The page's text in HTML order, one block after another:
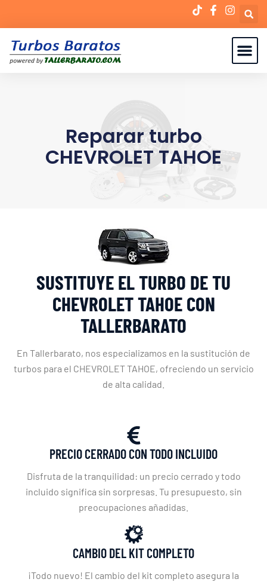
Reparar turbo
CHEVROLET TAHOE
SUSTITUYE EL TURBO DE TU
CHEVROLET TAHOE CON
TALLERBARATO
En Tallerbarato, nos especializamos en la sustitución de
turbos para el CHEVROLET TAHOE, ofreciendo un servicio
de alta calidad.
PRECIO CERRADO CON TODO INCLUIDO
Disfruta de la tranquilidad: un precio cerrado y todo
incluido significa sin sorpresas. Tu presupuesto, sin
preocupaciones añadidas.
CAMBIO DEL KIT COMPLETO
¡Todo nuevo! El cambio del kit completo asegura la